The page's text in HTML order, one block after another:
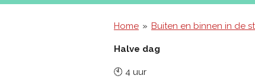
Home » Buiten en binnen in de
Halve dag
🕙 4 uur